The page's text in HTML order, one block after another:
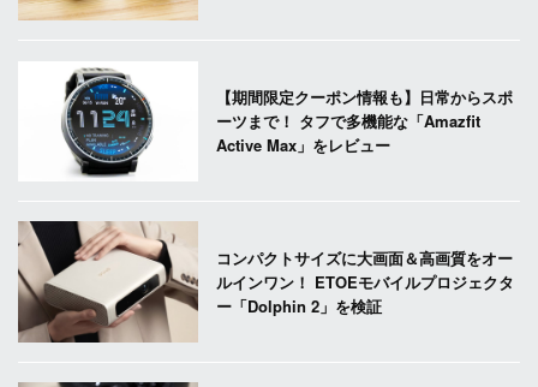
【期間限定クーポン情報も】日常からスポ
ーツまで！ タフで多機能な「Amazfit
Active Max」をレビュー
コンパクトサイズに大画面＆高画質をオー
ルインワン！ ETOEモバイルプロジェクタ
ー「Dolphin 2」を検証